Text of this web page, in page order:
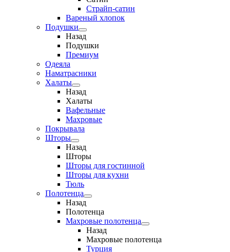
Страйп-сатин
Вареный хлопок
Подушки
Назад
Подушки
Премиум
Одеяла
Наматрасники
Халаты
Назад
Халаты
Вафельные
Махровые
Покрывала
Шторы
Назад
Шторы
Шторы для гостинной
Шторы для кухни
Тюль
Полотенца
Назад
Полотенца
Махровые полотенца
Назад
Махровые полотенца
Турция